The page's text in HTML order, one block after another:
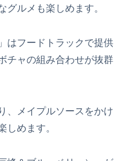
グルメも楽しめます。
はフードトラックで提供
チャの組み合わせが抜群
、メイプルソースをかけ
しめます。